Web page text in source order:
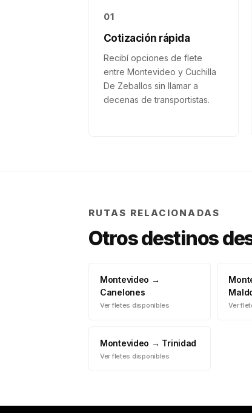
01
Cotización rápida
Recibí opciones de flete
entre Montevideo y Cuchilla
De Zeballos sin llamar a
decenas de transportistas.
RUTAS RELACIONADAS
Otros destinos
Montevideo →
Canelones
Ver fletes disponibles Ver
Montevideo → Trinidad
Ver fletes disponibles